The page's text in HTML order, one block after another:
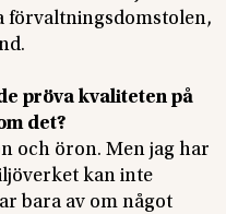
förvaltningsdomstolen,
pröva kvaliteten på
det?
och öron. Men jag har
kan inte
bara av om något